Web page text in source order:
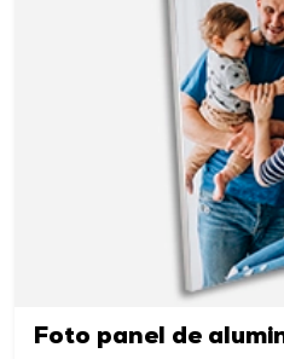
Foto panel de